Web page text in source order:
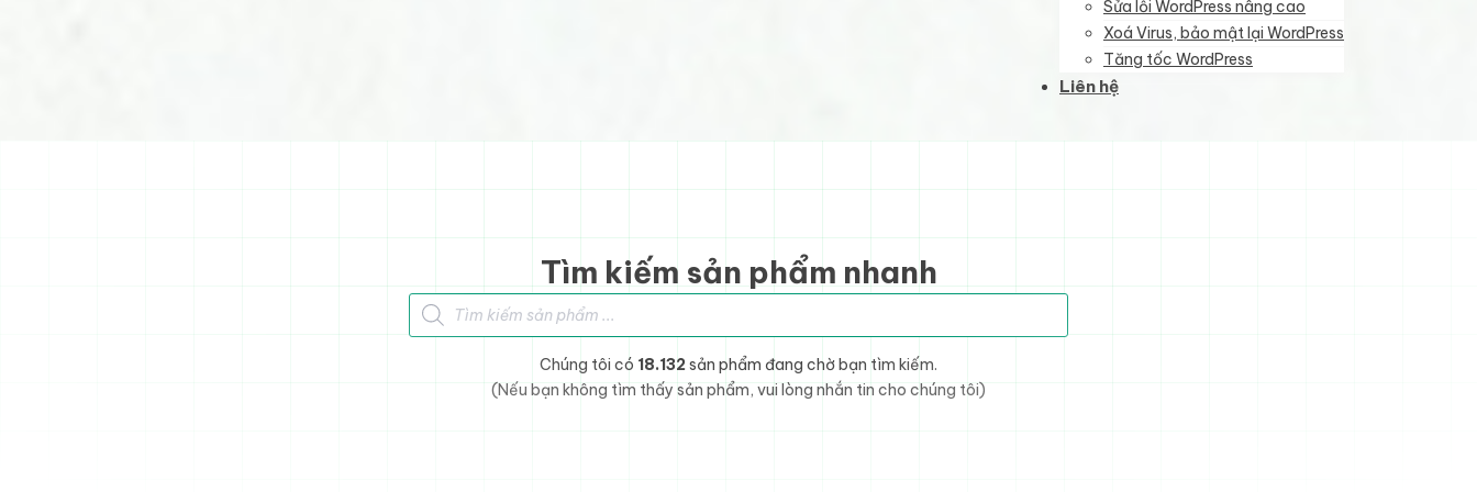
Sửa lỗi WordPress nâng cao
Xoá Virus, bảo mật lại WordPress
Tăng tốc WordPress
Liên hệ
Tìm kiếm sản phẩm nhanh
Tìm kiếm sản phẩm
Chúng tôi có 18.132 sản phẩm đang chờ bạn tìm kiếm.
(Nếu bạn không tìm thấy sản phẩm, vui lòng nhắn tin cho chúng tôi)